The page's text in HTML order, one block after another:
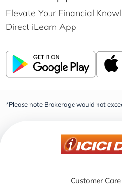
Elevate Your Financial
Direct iLearn App
*Please note Brokerage would not
Customer